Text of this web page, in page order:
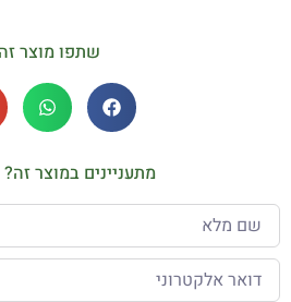
שתפו מוצר זה:
מתעניינים במוצר זה?